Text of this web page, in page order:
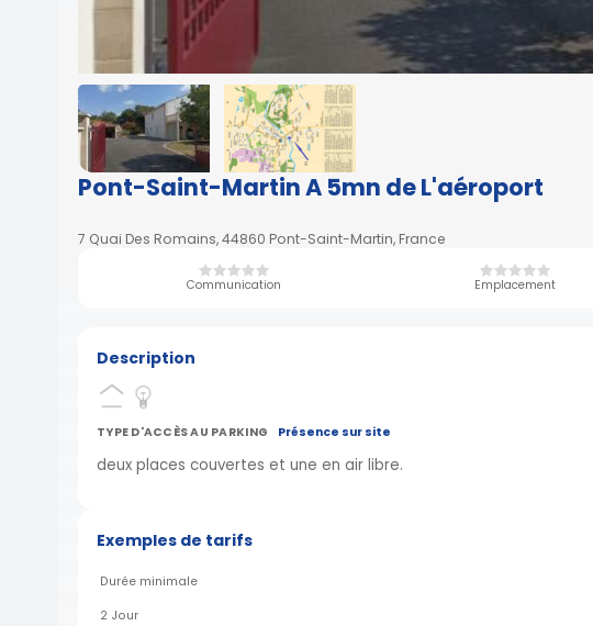
Pont-Saint-Martin A 5mn de L'aéroport
7 Quai Des Romains, 44860 Pont-Saint-Martin, France
Communication Emplacement
Description
TYPE D'ACCÈS AU PARKING Présence sur site
deux places couvertes et une en air libre.
Exemples de tarifs
Durée minimale
2 Jour